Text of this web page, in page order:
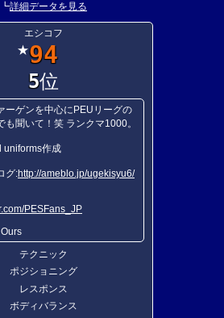
┗詳細データを見る
エシコフ
★94
5位
ーゲンを中心にPEUリーグの
も聞いて！笑 ランクマ1000。
uniforms作成
グ:http://ameblo.jp/ugekisyu6/
PESFans_JP
テクニック
ポジショニング
レスポンス
ボディバランス